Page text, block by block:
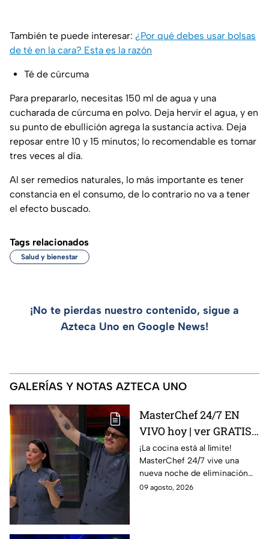
También te puede interesar: ¿Por qué debes usar bolsas
de té en la cara? Esta es la razón
Té de cúrcuma
Para prepararlo, necesitas 150 ml de agua y una
cucharada de cúrcuma en polvo. Deja hervir el agua, y en
su punto de ebullición agrega la sustancia activa. Deja
reposar entre 10 y 15 minutos; lo recomendable es tomar
tres veces al día.
Al ser remedios naturales, lo más importante es tener
constancia en el consumo, de lo contrario no va a tener
el efecto buscado.
Tags relacionados
Salud y bienestar
¡No te pierdas nuestro contenido, sigue a
Azteca Uno en Google News!
GALERÍAS Y NOTAS AZTECA UNO
MasterChef 24/7 EN
VIVO hoy | ver GRATIS
en línea la transmisión
del domingo de
ELIMINACIÓN del 09 de
agosto de la edición
¡La cocina está al límite!
MasterChef 24/7 vive una
nueva noche de eliminación
donde un cocinero tendrá que
09 agosto, 2026